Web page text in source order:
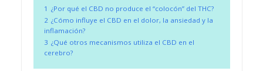
1 ¿Por qué el CBD no produce el “colocón” del THC?
2 ¿Cómo influye el CBD en el dolor, la ansiedad y la
inflamación?
3 ¿Qué otros mecanismos utiliza el CBD en el
cerebro?